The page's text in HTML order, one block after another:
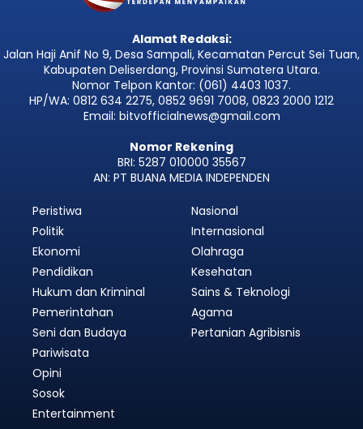
Alamat Redaksi:
Jalan Haji Anif No 9, Desa Sampali, Kecamatan Percut Sei Tuan,
Kabupaten Deliserdang, Provinsi Sumatera Utara.
Nomor Telpon Kantor: (061) 4403 1037.
HP/WA: 0812 634 2275, 0852 9691 7008, 0823 2000 1212
Email: bitvofficialnews@gmail.com
Nomor Rekening
BRI: 5287 010000 35567
AN: PT BUANA MEDIA INDEPENDEN
Peristiwa
Politik
Ekonomi
Pendidikan
Hukum dan Kriminal
Pemerintahan
Nasional
Internasional
Olahraga
Kesehatan
Sains & Teknologi
Agama
Seni dan Budaya
Pariwisata
Opini
Sosok
Entertainment
Pertanian Agribisnis